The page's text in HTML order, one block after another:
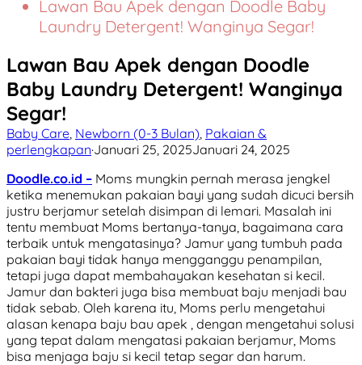
Lawan Bau Apek dengan Doodle Baby
Laundry Detergent! Wanginya Segar!
Lawan Bau Apek dengan Doodle
Baby Laundry Detergent! Wanginya
Segar!
Baby Care Newborn (0-3 Bulan) Pakaian &
perlengkapan·Januari 25, 2025Januari 24, 2025
Doodle.co.id – Moms mungkin pernah merasa jengkel
ketika menemukan pakaian bayi yang sudah dicuci bersih
justru berjamur setelah disimpan di lemari. Masalah ini
tentu membuat Moms bertanya-tanya, bagaimana cara
terbaik untuk mengatasinya? Jamur yang tumbuh pada
pakaian bayi tidak hanya mengganggu penampilan,
tetapi juga dapat membahayakan kesehatan si kecil.
Jamur dan bakteri juga bisa membuat baju menjadi bau
tidak sebab. Oleh karena itu, Moms perlu mengetahui
alasan kenapa baju bau apek , dengan mengetahui solusi
yang tepat dalam mengatasi pakaian berjamur, Moms
bisa menjaga baju si kecil tetap segar dan harum.